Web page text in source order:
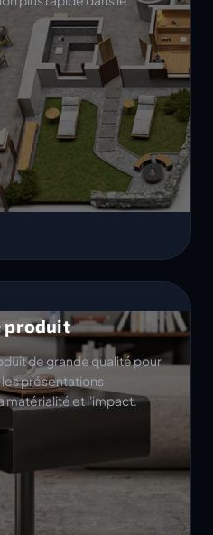
produit
de grande qualité pour
présentations
matérialité et l'impact.